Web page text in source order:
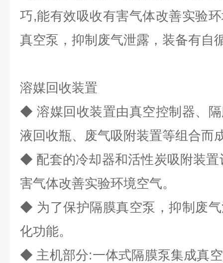
巧,能有效吸收有害气体改善实验
真空泵，抑制废气泄露，装备有自
溶媒回收装置
◆ 溶媒回收装置由真空控制器、
液回收瓶、废气吸附装置等组合而
◆ 配套的冷却器和活性炭吸附装
害气体改善实验环境空气。
◆ 为了保护隔膜真空泵，抑制废
化功能。
◆ 主机部分:一体式隔膜泵集成真